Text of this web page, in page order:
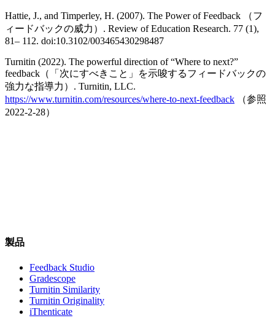
Hattie, J., and Timperley, H. (2007). The Power of Feedback （フ
ィードバックの威力）. Review of Education Research. 77 (1),
81– 112. doi:10.3102/003465430298487
Turnitin (2022). The powerful direction of “Where to next?”
feedback（「次にすべきこと」を示唆するフィードバックの
強力な指導力）. Turnitin, LLC.
https://www.turnitin.com/resources/where-to-next-feedback （参照
2022-2-28）
製品
Feedback Studio
Gradescope
Turnitin Similarity
Turnitin Originality
iThenticate